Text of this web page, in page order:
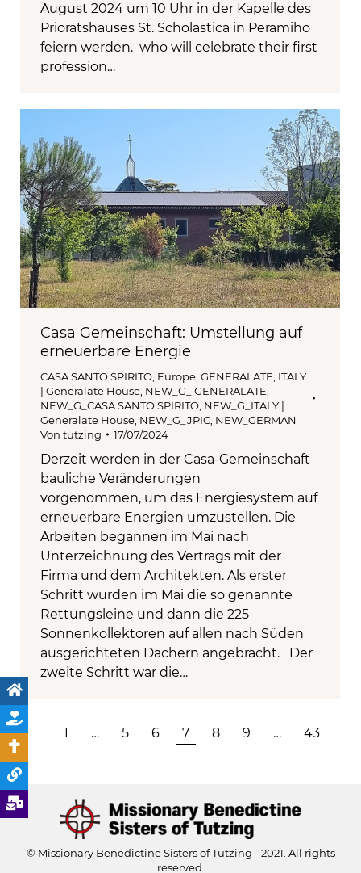
August 2024 um 10 Uhr in der Kapelle des
Prioratshauses St. Scholastica in Peramiho
feiern werden. who will celebrate their first
profession…
Casa Gemeinschaft: Umstellung auf
erneuerbare Energie
CASA SANTO SPIRITO Europe GENERALATE ITALY
| Generalate House NEW_G_ GENERALATE
NEW_G_CASA SANTO SPIRITO NEW_G_ITALY |
Generalate House NEW_G_JPIC NEW_GERMAN
Von tutzing 17/07/2024
Derzeit werden in der Casa-Gemeinschaft
bauliche Veränderungen
vorgenommen, um das Energiesystem auf
erneuerbare Energien umzustellen. Die
Arbeiten begannen im Mai nach
Unterzeichnung des Vertrags mit der
Firma und dem Architekten. Als erster
Schritt wurden im Mai die so genannte
Rettungsleine und dann die 225
Sonnenkollektoren auf allen nach Süden
ausgerichteten Dächern angebracht. Der
zweite Schritt war die…
1 … 5 6 7 8 9 … 43
© Missionary Benedictine Sisters of Tutzing - 2021. All rights
reserved.